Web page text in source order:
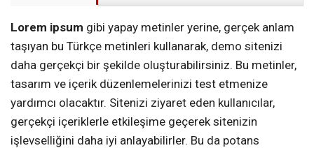
Lorem ipsum gibi yapay metinler yerine, gerçek anlam
taşıyan bu Türkçe metinleri kullanarak, demo sitenizi
daha gerçekçi bir şekilde oluşturabilirsiniz. Bu metinler,
tasarım ve içerik düzenlemelerinizi test etmenize
yardımcı olacaktır. Sitenizi ziyaret eden kullanıcılar,
gerçekçi içeriklerle etkileşime geçerek sitenizin
işlevselliğini daha iyi anlayabilirler. Bu da potans